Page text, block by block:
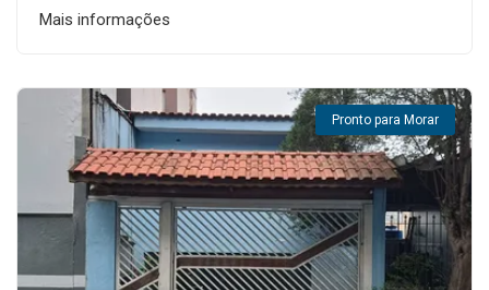
Mais informações
Pronto para Morar